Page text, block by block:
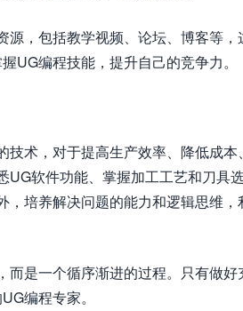
源，包括教学视频、论坛、博客等
UG编程技能，提升自己的竞争力。
技术，对于提高生产效率、降低成
UG软件功能、掌握加工工艺和刀具
，培养解决问题的能力和逻辑思维
而是一个循序渐进的过程。只有做
编程专家。